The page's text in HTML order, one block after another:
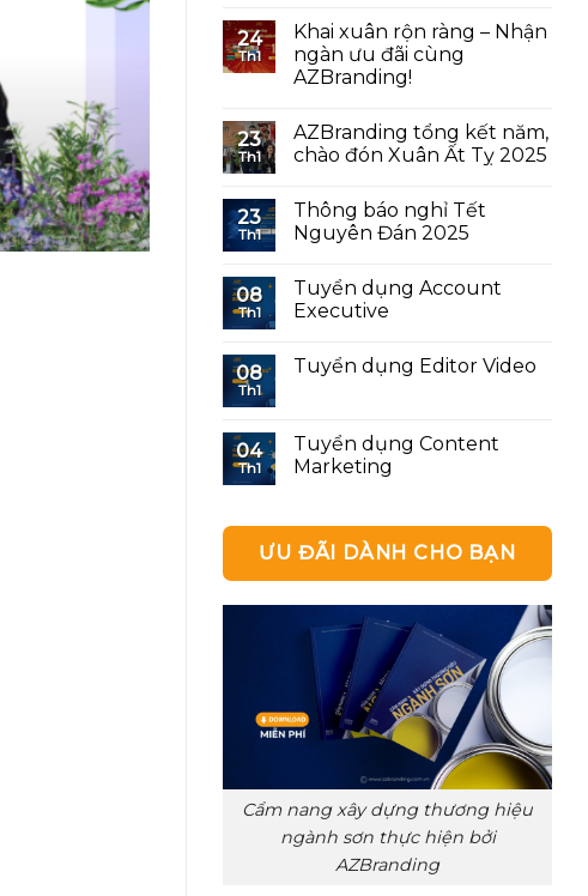
Quy trình xây
Trong thị trường sơn
24
Th1
Khai xuân rộn ràng – Nhận
ngàn ưu đãi cùng
AZBranding!
23
Th1
AZBranding tổng kết năm,
chào đón Xuân Ất Tỵ 2025
23
Th1
Thông báo nghỉ Tết
Nguyên Đán 2025
08
Th1
Tuyển dụng Account
Executive
08
Th1
Tuyển dụng Editor Video
04
Th1
Tuyển dụng Content
Marketing
ƯU ĐÃI DÀNH CHO BẠN
Cẩm nang xây dựng thương hiệu
ngành sơn thực hiện bởi
AZBranding